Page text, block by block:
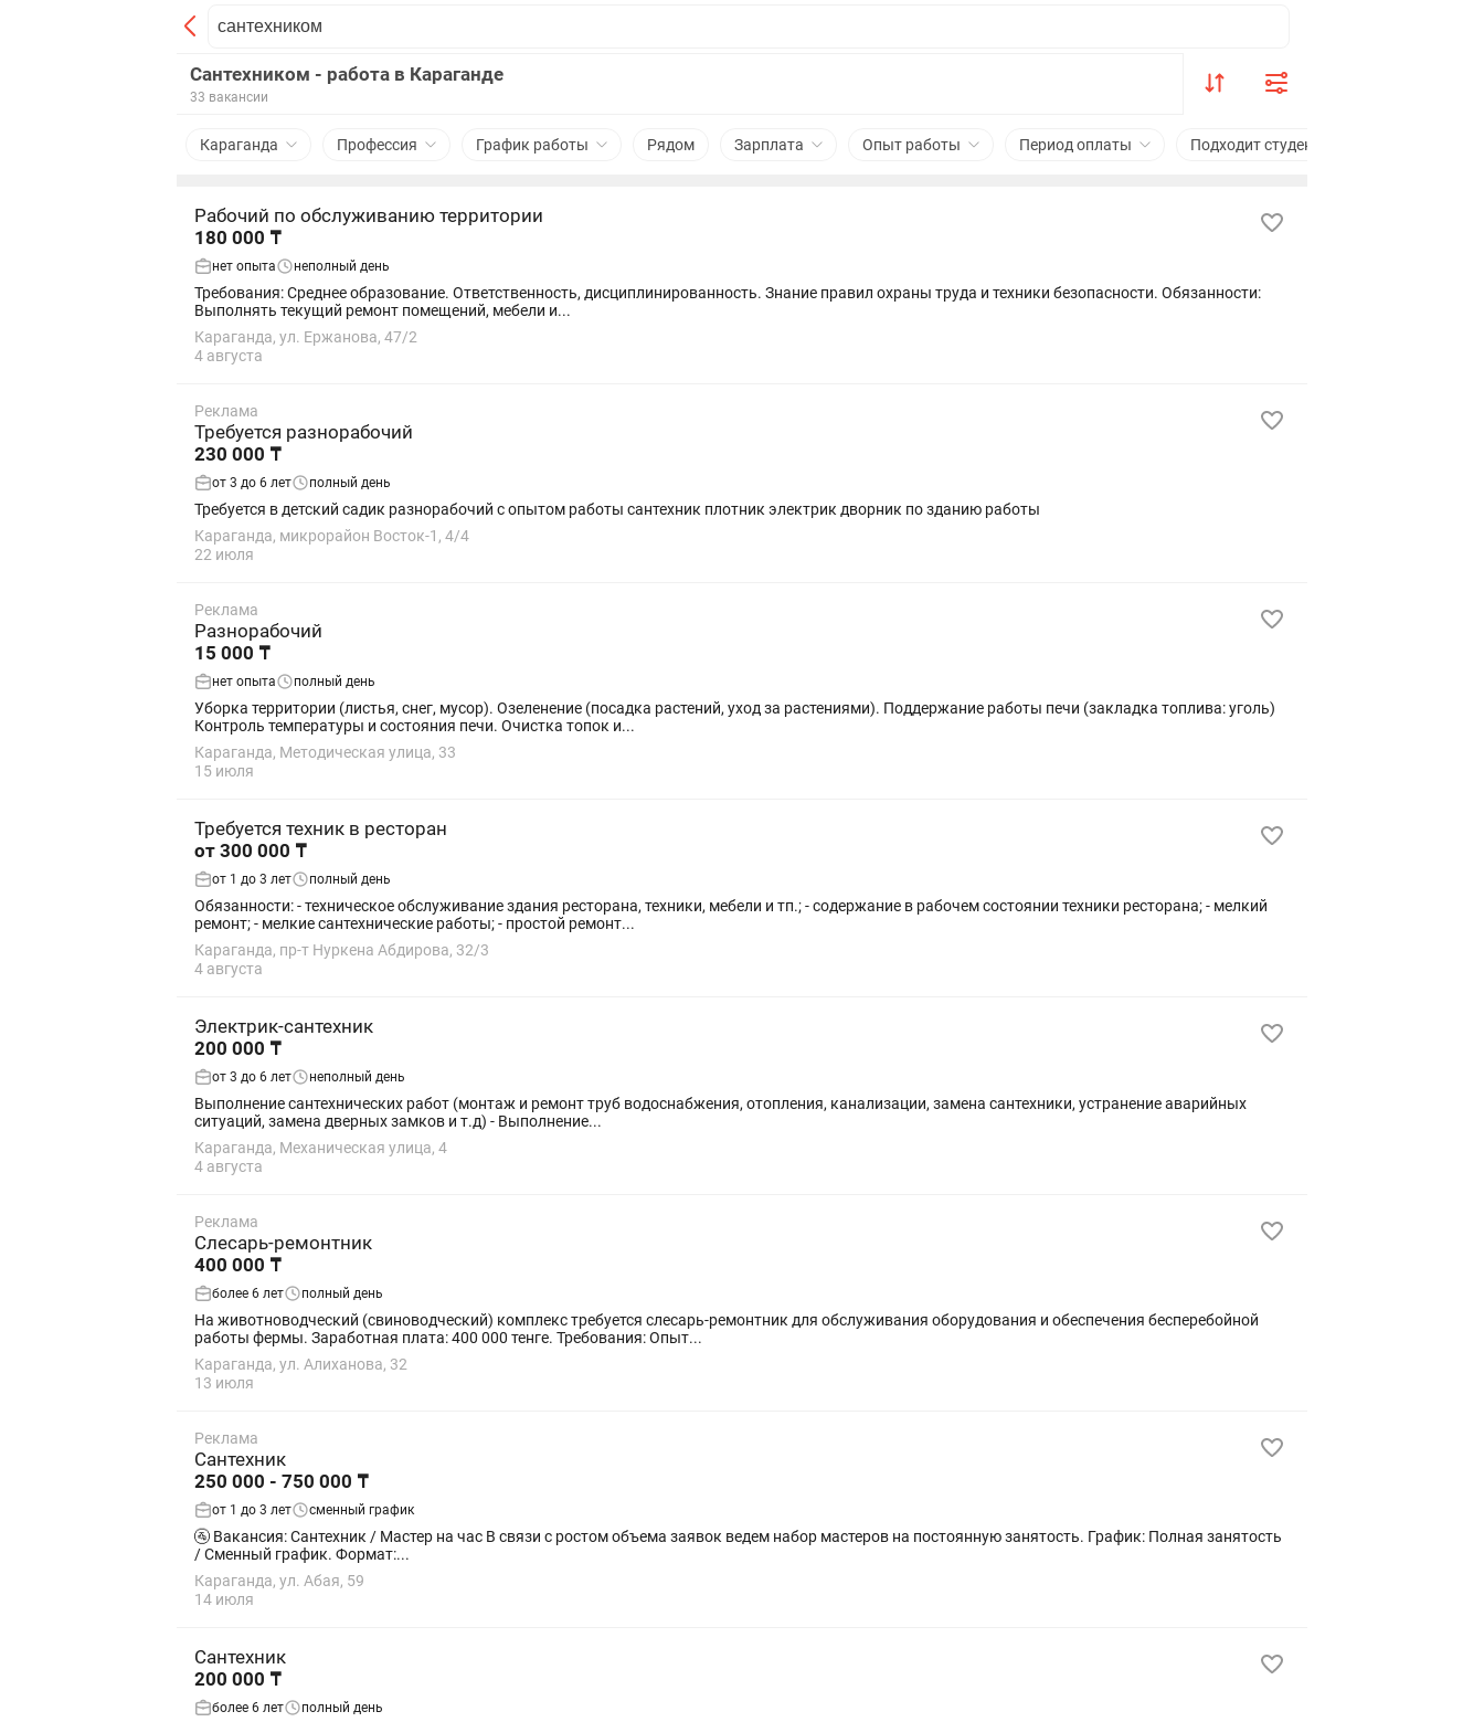
Сантехником - работа в Караганде
33 вакансии
Караганда Профессия График работы Рядом Зарплата Опыт работы Период оплаты Подходит студентам
Рабочий по обслуживанию территории
180 000 ₸
нет опыта неполный день
Требования: Среднее образование. Ответственность, дисциплинированность. Знание правил охраны труда и техники безопасности. Обязанности:
Выполнять текущий ремонт помещений, мебели и...
Караганда, ул. Ержанова, 47/2
4 августа
Реклама
Требуется разнорабочий
230 000 ₸
от 3 до 6 лет полный день
Требуется в детский садик разнорабочий с опытом работы сантехник плотник электрик дворник по зданию работы
Караганда, микрорайон Восток-1, 4/4
22 июля
Реклама
Разнорабочий
15 000 ₸
нет опыта полный день
Уборка территории (листья, снег, мусор). Озеленение (посадка растений, уход за растениями). Поддержание работы печи (закладка топлива: уголь)
Контроль температуры и состояния печи. Очистка топок и...
Караганда, Методическая улица, 33
15 июля
Требуется техник в ресторан
от 300 000 ₸
от 1 до 3 лет полный день
Обязанности: - техническое обслуживание здания ресторана, техники, мебели и тп.; - содержание в рабочем состоянии техники ресторана; - мелкий
ремонт; - мелкие сантехнические работы; - простой ремонт...
Караганда, пр-т Нуркена Абдирова, 32/3
4 августа
Электрик-сантехник
200 000 ₸
от 3 до 6 лет неполный день
Выполнение сантехнических работ (монтаж и ремонт труб водоснабжения, отопления, канализации, замена сантехники, устранение аварийных
ситуаций, замена дверных замков и т.д) - Выполнение...
Караганда, Механическая улица, 4
4 августа
Реклама
Слесарь-ремонтник
400 000 ₸
более 6 лет полный день
На животноводческий (свиноводческий) комплекс требуется слесарь-ремонтник для обслуживания оборудования и обеспечения бесперебойной
работы фермы. Заработная плата: 400 000 тенге. Требования: Опыт...
Караганда, ул. Алиханова, 32
13 июля
Реклама
Сантехник
250 000 - 750 000 ₸
от 1 до 3 лет сменный график
🚰 Вакансия: Сантехник / Мастер на час В связи с ростом объема заявок ведем набор мастеров на постоянную занятость. График: Полная занятость
/ Сменный график. Формат:...
Караганда, ул. Абая, 59
14 июля
Сантехник
200 000 ₸
более 6 лет полный день